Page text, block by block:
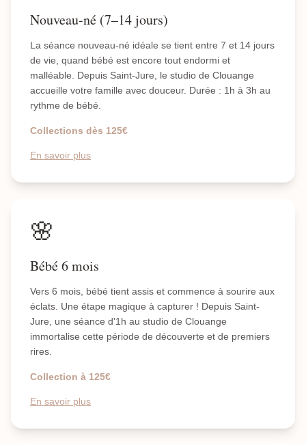
Nouveau-né (7–14 jours)
La séance nouveau-né idéale se tient entre 7 et 14 jours
de vie, quand bébé est encore tout endormi et
malléable. Depuis Saint-Jure, le studio de Clouange
accueille votre famille avec douceur. Durée : 1h à 3h au
rythme de bébé.
Collections dès 125€
En savoir plus
🌸
Bébé 6 mois
Vers 6 mois, bébé tient assis et commence à sourire aux
éclats. Une étape magique à capturer ! Depuis Saint-
Jure, une séance d'1h au studio de Clouange
immortalise cette période de découverte et de premiers
rires.
Collection à 125€
En savoir plus